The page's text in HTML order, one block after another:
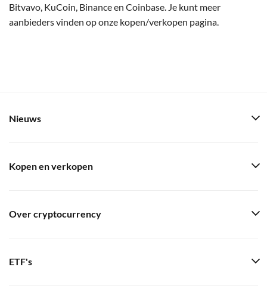
Bitvavo, KuCoin, Binance en Coinbase. Je kunt meer
aanbieders vinden op onze kopen/verkopen pagina.
Nieuws
Kopen en verkopen
Over cryptocurrency
ETF's